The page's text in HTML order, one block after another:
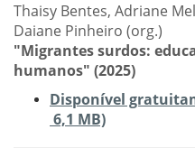
Thaisy Bentes, Adriane
Daiane Pinheiro (org.)
"Migrantes surdos:
humanos" (2025)
Disponível
6,1 MB)